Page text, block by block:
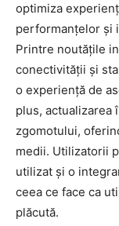
optimiza
performanțelor și
Printre noutățile
conectivității și
o experiență de
plus, actualizarea
zgomotului,
medii. Utilizatorii
utilizat și o
ceea ce face ca
plăcută.